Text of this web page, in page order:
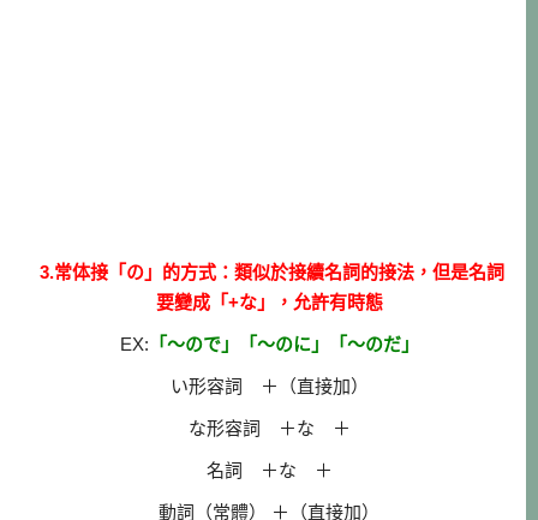
3.常体接「の」的方式：類似於接續名詞的接法，但是名詞
要變成「+な」，允許有時態
EX: 「～ので」「～のに」「～のだ」
い形容詞 ＋（直接加）
な形容詞 ＋な ＋
名詞 ＋な ＋
動詞（常體） ＋（直接加）